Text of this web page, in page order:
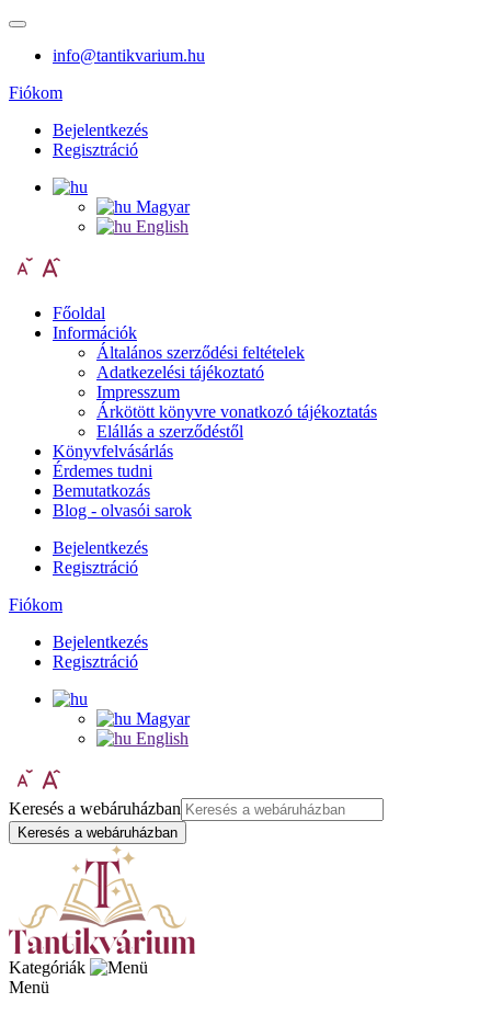
info@tantikvarium.hu
Fiókom
Bejelentkezés
Regisztráció
Magyar
English
Főoldal
Információk
Általános szerződési feltételek
Adatkezelési tájékoztató
Impresszum
Árkötött könyvre vonatkozó tájékoztatás
Elállás a szerződéstől
Könyvfelvásárlás
Érdemes tudni
Bemutatkozás
Blog - olvasói sarok
Bejelentkezés
Regisztráció
Fiókom
Bejelentkezés
Regisztráció
Magyar
English
Keresés a webáruházban
Keresés a webáruházban
Kategóriák
Menü